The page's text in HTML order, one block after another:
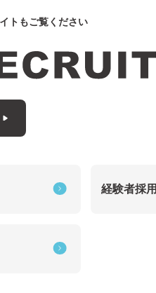
トもご覧ください
経験者採用